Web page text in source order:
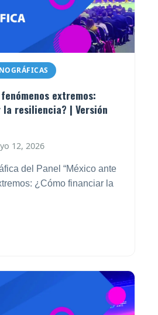
extremos:
la resiliencia? | Versión
12, 2026
del Panel “México ante
¿Cómo financiar la